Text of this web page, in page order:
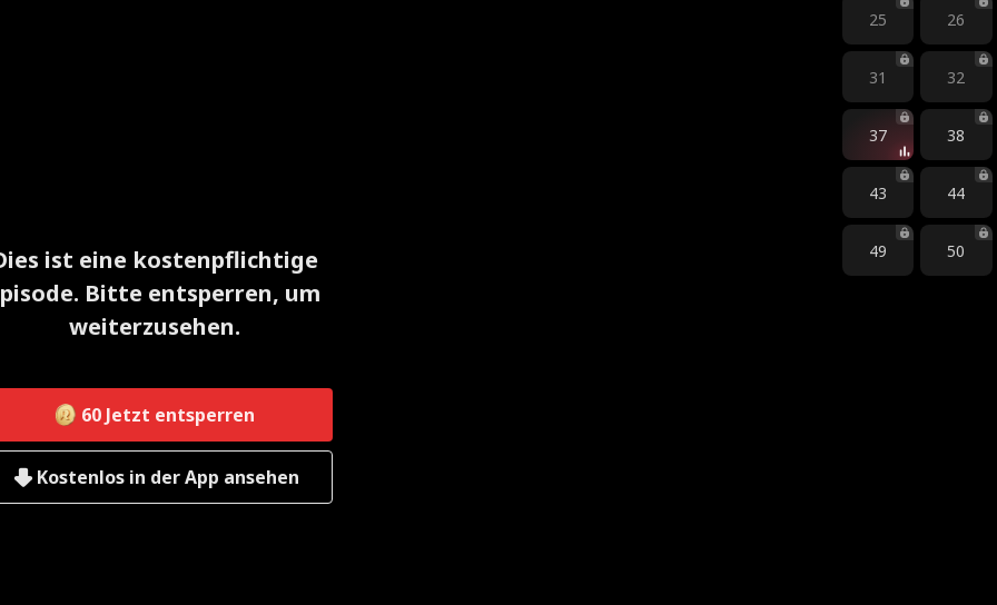
ist eine kostenpflichtige
Bitte entsperren, um
weiterzusehen.
60 Jetzt entsperren
Kostenlos in der App ansehen
25 26
31 32
37 38
43 44
49 50